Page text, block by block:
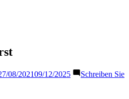
08/202109/12/2025
Schreiben Sie